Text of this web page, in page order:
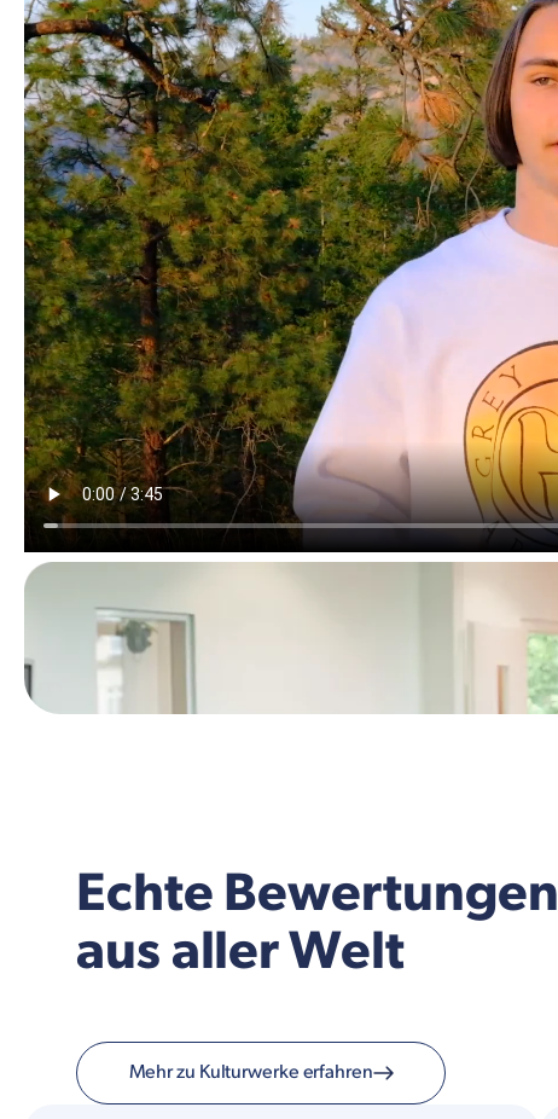
Echte Bewertungen
aus aller Welt
Mehr zu Kulturwerke erfahren